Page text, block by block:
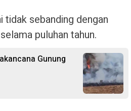
tidak sebanding dengan
puluhan tahun.
Gunung